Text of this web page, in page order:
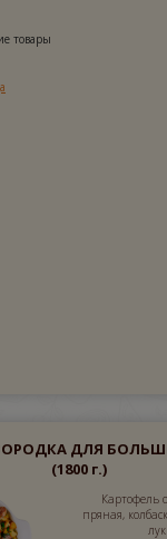
товары
ДЛЯ
(1800 г.)
Картофель
пряная,